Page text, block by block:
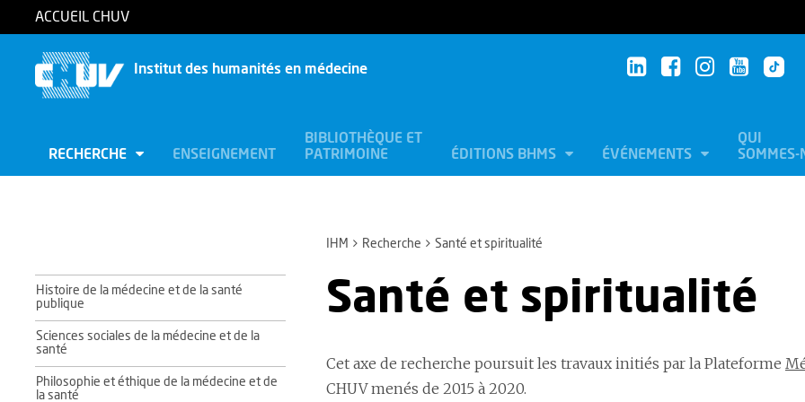
ACCUEIL CHUV
Institut des humanités en médecine
RECHERCHE ENSEIGNEMENT
BIBLIOTHÈQUE ET
PATRIMOINE
ÉDITIONS BHMS ÉVÉNEMENTS
QUI
SOMMES-
IHM Recherche Santé et spiritualité
Histoire de la médecine et de la santé
publique
Sciences sociales de la médecine et de la
santé
Philosophie et éthique de la médecine et de
la santé
Santé et spiritualité
Cet axe de recherche poursuit les travaux initiés par la Plateforme
CHUV menés de 2015 à 2020.